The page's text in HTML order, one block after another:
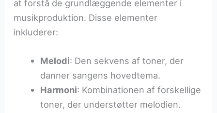
at forstå de grundlæggende elementer i
musikproduktion. Disse elementer
inkluderer:
Melodi: Den sekvens af toner, der
danner sangens hovedtema.
Harmoni: Kombinationen af forskellige
toner, der understøtter melodien.